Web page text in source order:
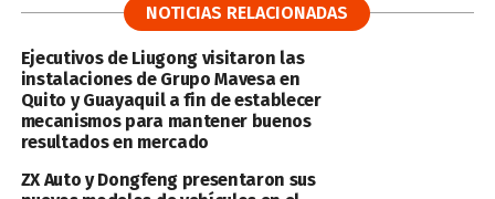
NOTICIAS RELACIONADAS
Ejecutivos de Liugong visitaron las
instalaciones de Grupo Mavesa en
Quito y Guayaquil a fin de establecer
mecanismos para mantener buenos
resultados en mercado
ZX Auto y Dongfeng presentaron sus